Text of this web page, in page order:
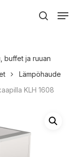
search
Menu
buffet ja ruuan
Lämpöhaude
KLH 1608